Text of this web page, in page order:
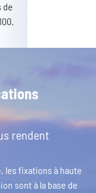
de
rendent
les fixations à haute
sont à la base de